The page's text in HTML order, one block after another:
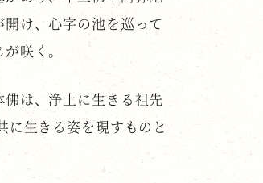
け、心字の池を巡って
咲く。
は、浄土に生きる祖先
に生きる姿を現すものと